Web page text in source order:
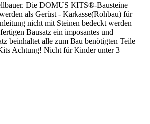
Die DOMUS KITS®-Bausteine
als Gerüst - Karkasse(Rohbau) für
nicht mit Steinen bedeckt werden
Bausatz ein imposantes und
beinhaltet alle zum Bau benötigten Teile
Achtung! Nicht für Kinder unter 3